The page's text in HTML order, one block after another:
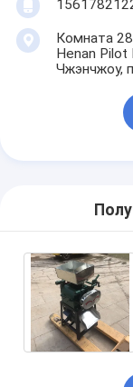
Комната
Henan Pilot
Чжэнчжоу,